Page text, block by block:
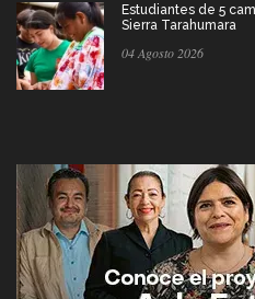
Estudiantes de 5
Sierra Tarahumara
04 Agosto 2026